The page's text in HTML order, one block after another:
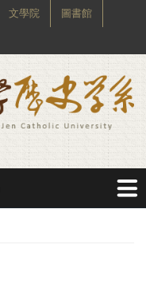
文學院 圖書館